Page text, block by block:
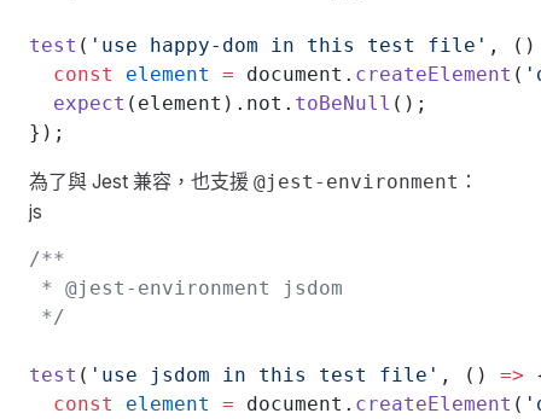
test ( 'use happy-dom in this test file' ,
  const
element = document. createElement (
  expect
(element).not. toBeNull ();
});
為了與 Jest 兼容，也支援 @jest-environment ：
js
/**
* @jest-environment jsdom
*/
test ( 'use jsdom in this test file' , () =>
  const
element = document. createElement (